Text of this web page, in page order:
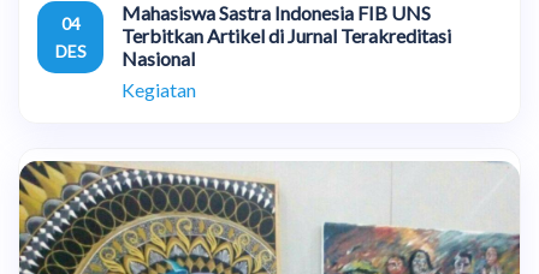
04
DES
Mahasiswa Sastra Indonesia FIB UNS
Terbitkan Artikel di Jurnal Terakreditasi
Nasional
Kegiatan